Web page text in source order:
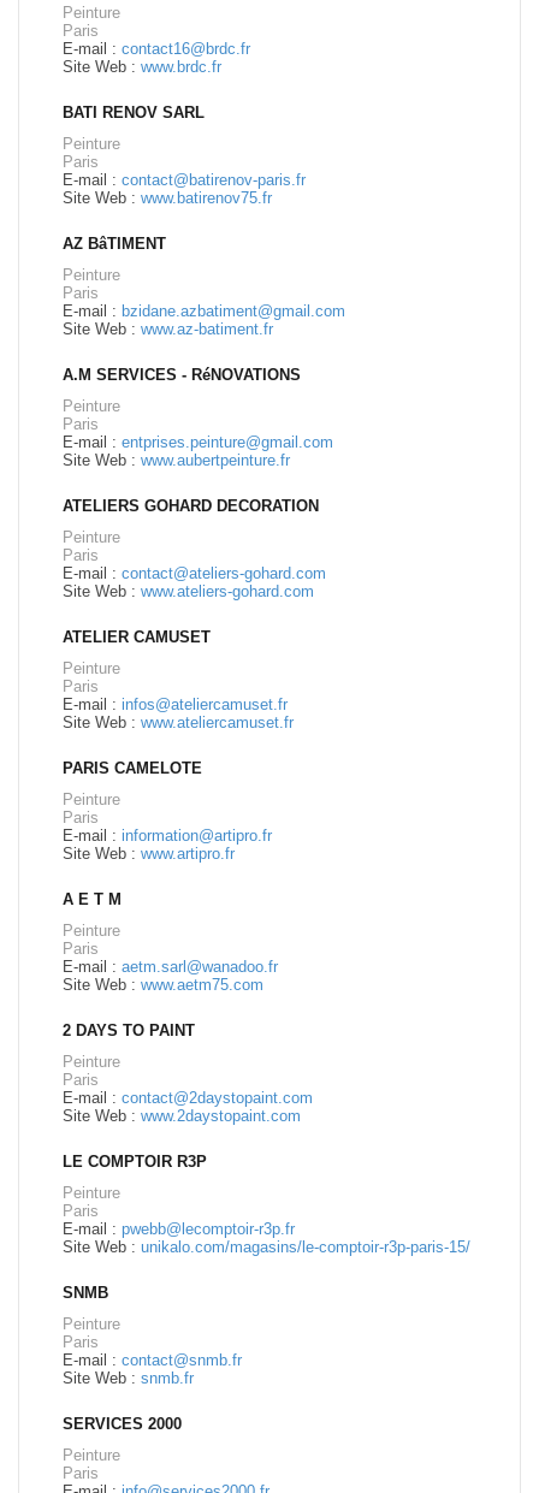
Peinture
Paris
E-mail : contact16@brdc.fr
Site Web : www.brdc.fr
BATI RENOV SARL
Peinture
Paris
E-mail : contact@batirenov-paris.fr
Site Web : www.batirenov75.fr
AZ BâTIMENT
Peinture
Paris
E-mail : bzidane.azbatiment@gmail.com
Site Web : www.az-batiment.fr
A.M SERVICES - RéNOVATIONS
Peinture
Paris
E-mail : entprises.peinture@gmail.com
Site Web : www.aubertpeinture.fr
ATELIERS GOHARD DECORATION
Peinture
Paris
E-mail : contact@ateliers-gohard.com
Site Web : www.ateliers-gohard.com
ATELIER CAMUSET
Peinture
Paris
E-mail : infos@ateliercamuset.fr
Site Web : www.ateliercamuset.fr
PARIS CAMELOTE
Peinture
Paris
E-mail : information@artipro.fr
Site Web : www.artipro.fr
A E T M
Peinture
Paris
E-mail : aetm.sarl@wanadoo.fr
Site Web : www.aetm75.com
2 DAYS TO PAINT
Peinture
Paris
E-mail : contact@2daystopaint.com
Site Web : www.2daystopaint.com
LE COMPTOIR R3P
Peinture
Paris
E-mail : pwebb@lecomptoir-r3p.fr
Site Web : unikalo.com/magasins/le-comptoir-r3p-paris-15/
SNMB
Peinture
Paris
E-mail : contact@snmb.fr
Site Web : snmb.fr
SERVICES 2000
Peinture
Paris